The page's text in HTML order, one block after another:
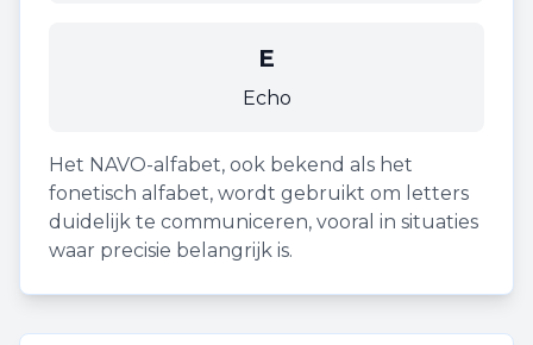
E
Echo
Het NAVO-alfabet, ook bekend als het
fonetisch alfabet, wordt gebruikt om letters
duidelijk te communiceren, vooral in situaties
waar precisie belangrijk is.